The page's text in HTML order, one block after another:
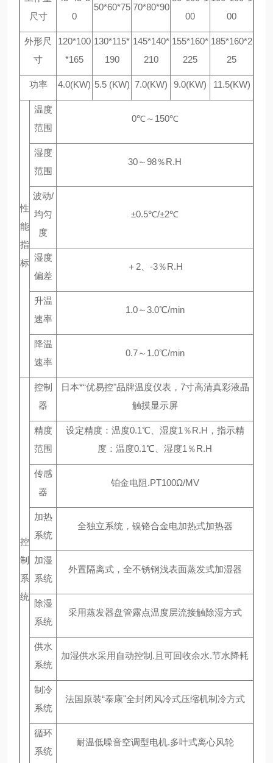
尺寸
0
50*60*75 70*80*90
00
00
外形尺
寸
120*100
*165
130*115*
190
145*140*
210
155*160*
225
185*160*2
25
功率 4.0(KW) 5.5 (KW) 7.0(KW) 9.0(KW) 11.5(KW)
性
能
指
标
温度
范围
0℃～150℃
湿度
范围
30～98％R.H
波动/
均匀
度
±0.5℃/±2℃
湿度
偏差
＋2、-3％R.H
升温
速率
1.0～3.0℃/min
降温
速率
0.7～1.0℃/min
控
制
系
统
控制
器
日本*“优易控"品牌温度仪表，7寸高清真彩液晶
触摸显示屏
精度
范围
设定精度：温度0.1℃、湿度1％R.H，指示精
度：温度0.1℃、湿度1％R.H
传感
器
铂金电阻.PT100Ω/MV
加热
系统
全独立系统，镍铬合金电加热式加热器
加湿
系统
外置隔离式，全不锈钢浅表面蒸发式加湿器
除湿
系统
采用蒸发器盘管露点温度层流接触除湿方式
供水
系统
加湿供水采用自动控制.且可回收余水.节水降耗
制冷
系统
法国原装“泰康"全封闭风冷式压缩机制冷方式
循环
系统
耐温低噪音空调型电机.多叶式离心风轮